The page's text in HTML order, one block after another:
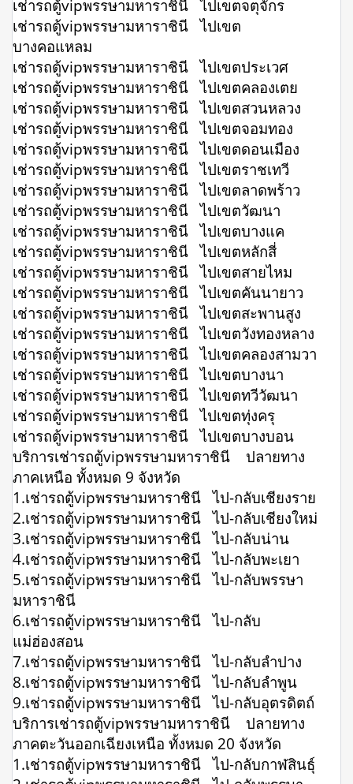
เช่ารถตู้vipพรรษามหาราชินี ไปเขตจตุจักร
เช่ารถตู้vipพรรษามหาราชินี ไปเขต
บางคอแหลม
เช่ารถตู้vipพรรษามหาราชินี ไปเขตประเวศ
เช่ารถตู้vipพรรษามหาราชินี ไปเขตคลองเตย
เช่ารถตู้vipพรรษามหาราชินี ไปเขตสวนหลวง
เช่ารถตู้vipพรรษามหาราชินี ไปเขตจอมทอง
เช่ารถตู้vipพรรษามหาราชินี ไปเขตดอนเมือง
เช่ารถตู้vipพรรษามหาราชินี ไปเขตราชเทวี
เช่ารถตู้vipพรรษามหาราชินี ไปเขตลาดพร้าว
เช่ารถตู้vipพรรษามหาราชินี ไปเขตวัฒนา
เช่ารถตู้vipพรรษามหาราชินี ไปเขตบางแค
เช่ารถตู้vipพรรษามหาราชินี ไปเขตหลักสี่
เช่ารถตู้vipพรรษามหาราชินี ไปเขตสายไหม
เช่ารถตู้vipพรรษามหาราชินี ไปเขตคันนายาว
เช่ารถตู้vipพรรษามหาราชินี ไปเขตสะพานสูง
เช่ารถตู้vipพรรษามหาราชินี ไปเขตวังทองหลาง
เช่ารถตู้vipพรรษามหาราชินี ไปเขตคลองสามวา
เช่ารถตู้vipพรรษามหาราชินี ไปเขตบางนา
เช่ารถตู้vipพรรษามหาราชินี ไปเขตทวีวัฒนา
เช่ารถตู้vipพรรษามหาราชินี ไปเขตทุ่งครุ
เช่ารถตู้vipพรรษามหาราชินี ไปเขตบางบอน
บริการเช่ารถตู้vipพรรษามหาราชินี ปลายทาง
ภาคเหนือ ทั้งหมด 9 จังหวัด
1.เช่ารถตู้vipพรรษามหาราชินี ไป-กลับเชียงราย
2.เช่ารถตู้vipพรรษามหาราชินี ไป-กลับเชียงใหม่
3.เช่ารถตู้vipพรรษามหาราชินี ไป-กลับน่าน
4.เช่ารถตู้vipพรรษามหาราชินี ไป-กลับพะเยา
5.เช่ารถตู้vipพรรษามหาราชินี ไป-กลับพรรษา
มหาราชินี
6.เช่ารถตู้vipพรรษามหาราชินี ไป-กลับ
แม่ฮ่องสอน
7.เช่ารถตู้vipพรรษามหาราชินี ไป-กลับลำปาง
8.เช่ารถตู้vipพรรษามหาราชินี ไป-กลับลำพูน
9.เช่ารถตู้vipพรรษามหาราชินี ไป-กลับอุตรดิตถ์
บริการเช่ารถตู้vipพรรษามหาราชินี ปลายทาง
ภาคตะวันออกเฉียงเหนือ ทั้งหมด 20 จังหวัด
1.เช่ารถตู้vipพรรษามหาราชินี ไป-กลับกาฬสินธุ์